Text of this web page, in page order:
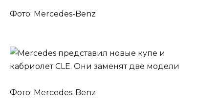
Фото: Mercedes-Benz
Фото: Mercedes-Benz